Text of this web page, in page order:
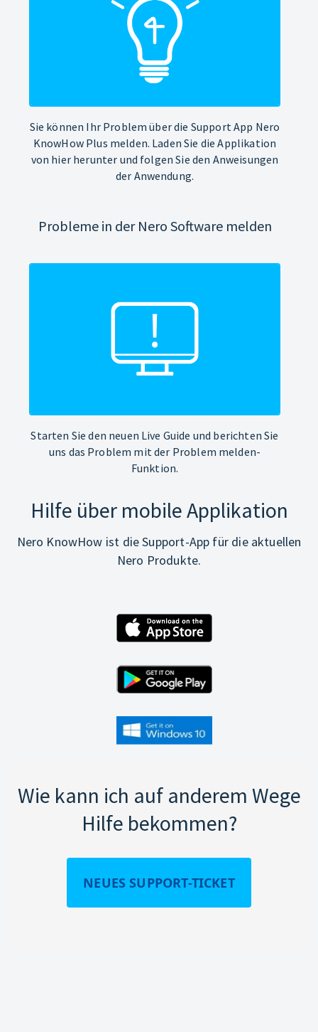
Sie können Ihr Problem über die Support App Nero
KnowHow Plus melden. Laden Sie die Applikation
von hier herunter und folgen Sie den Anweisungen
der Anwendung.
Probleme in der Nero Software melden
Starten Sie den neuen Live Guide und berichten Sie
uns das Problem mit der Problem melden-
Funktion.
Hilfe über mobile Applikation
Nero KnowHow ist die Support-App für die aktuellen
Nero Produkte.
Wie kann ich auf anderem Wege
Hilfe bekommen?
NEUES SUPPORT-TICKET